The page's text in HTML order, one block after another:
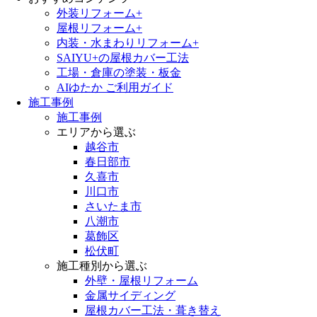
外装リフォーム+
屋根リフォーム+
内装・水まわりリフォーム+
SAIYU+の屋根カバー工法
工場・倉庫の塗装・板金
AIゆたか ご利用ガイド
施工事例
施工事例
エリアから選ぶ
越谷市
春日部市
久喜市
川口市
さいたま市
八潮市
葛飾区
松伏町
施工種別から選ぶ
外壁・屋根リフォーム
金属サイディング
屋根カバー工法・葺き替え